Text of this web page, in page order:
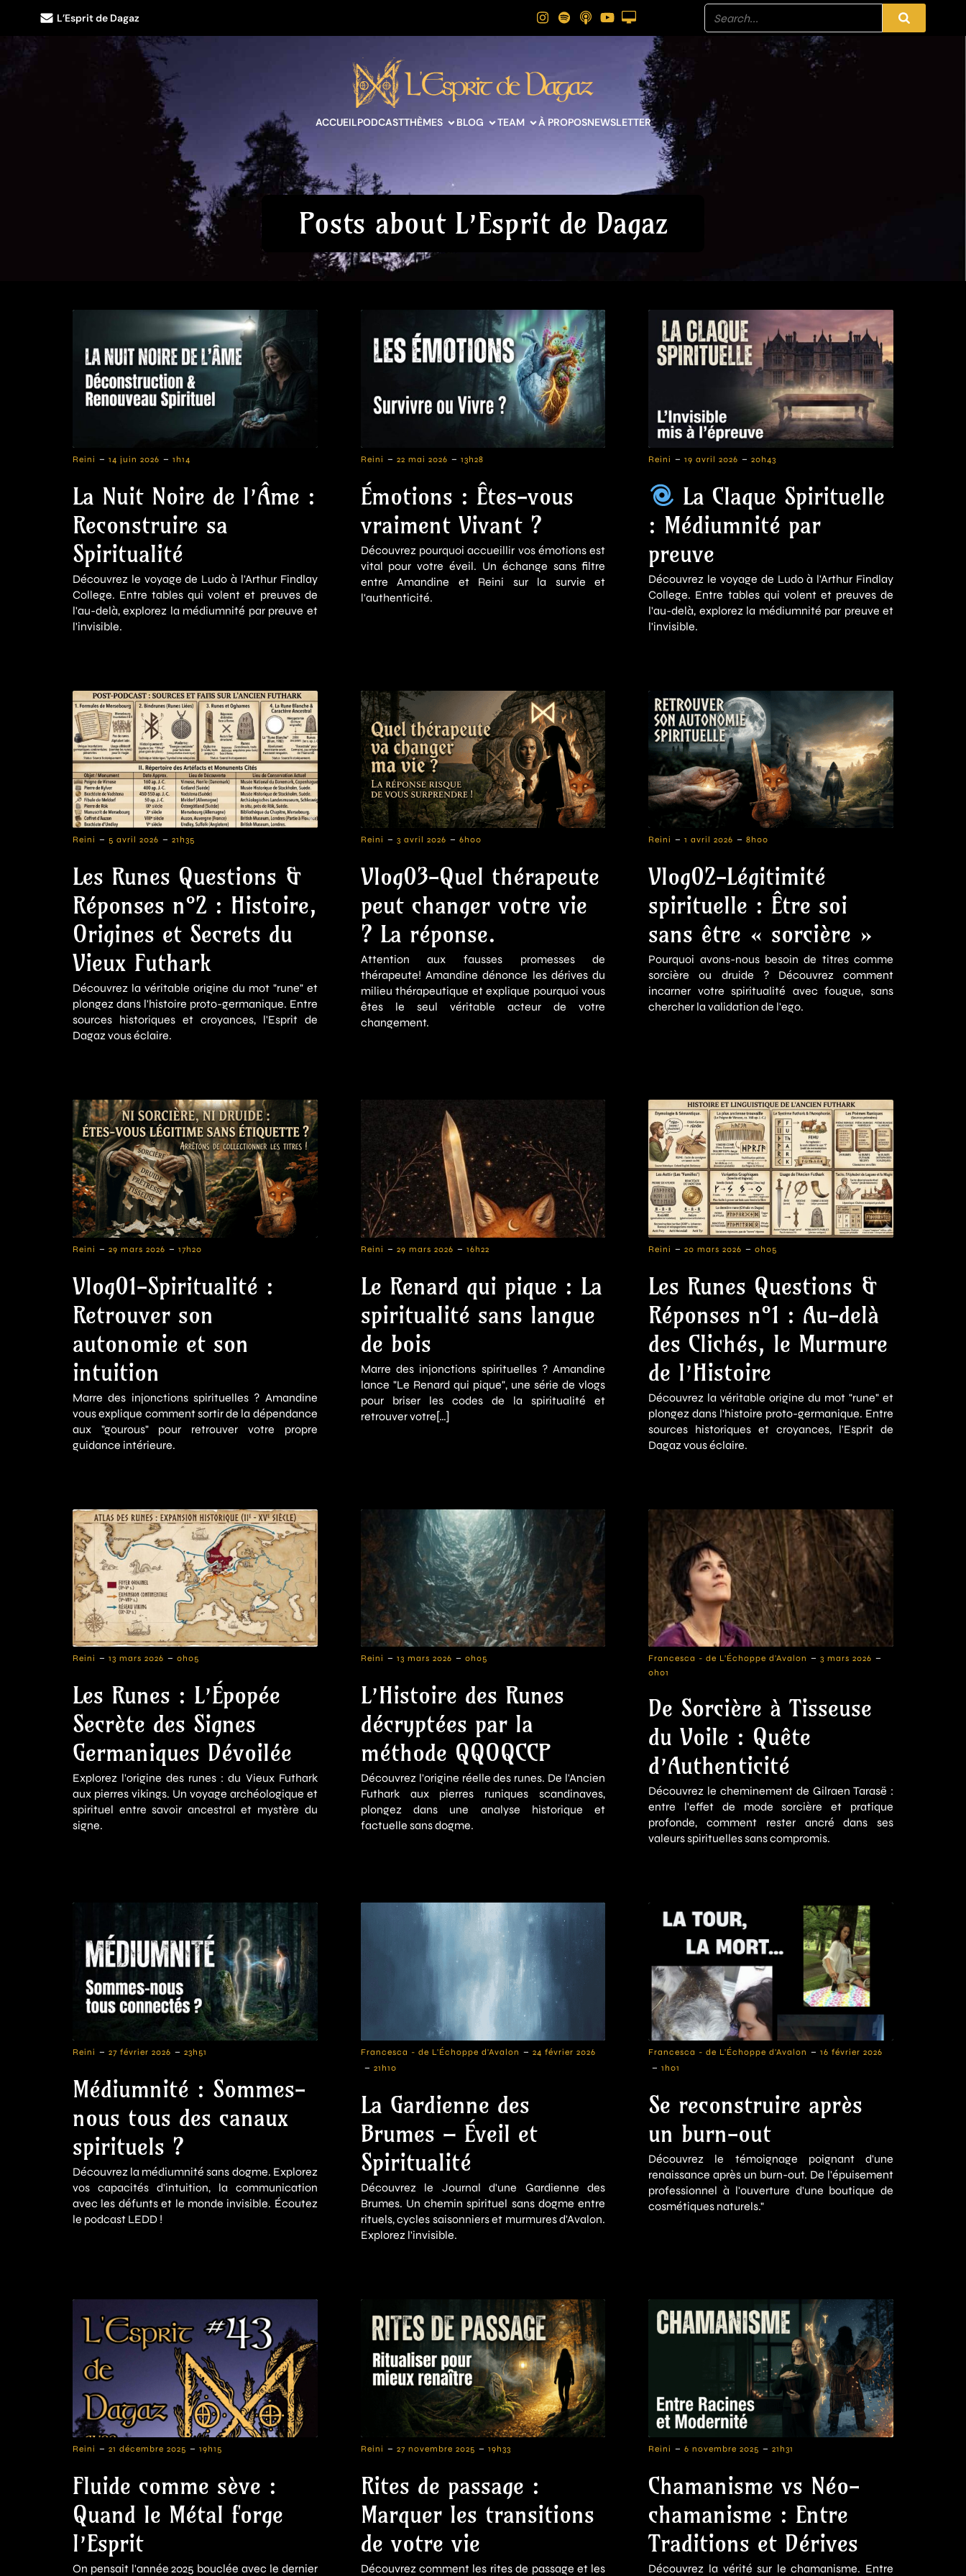
L’Esprit de Dagaz
ACCUEILPODCASTTHÈMES BLOG TEAM À PROPOSNEWSLETTER
Posts about L’Esprit de Dagaz
Reini - 14 juin 2026 - 1h14
La Nuit Noire de l’Âme :
Reconstruire sa
Spiritualité
Découvrez le voyage de Ludo à l'Arthur Findlay
College. Entre tables qui volent et preuves de
l'au-delà, explorez la médiumnité par preuve et
l'invisible.
Reini - 22 mai 2026 - 13h28
Émotions : Êtes-vous
vraiment Vivant ?
Découvrez pourquoi accueillir vos émotions est
vital pour votre éveil. Un échange sans filtre
entre Amandine et Reini sur la survie et
l'authenticité.
Reini - 19 avril 2026 - 20h43
La Claque Spirituelle
: Médiumnité par
preuve
Découvrez le voyage de Ludo à l'Arthur Findlay
College. Entre tables qui volent et preuves de
l'au-delà, explorez la médiumnité par preuve et
l'invisible.
Reini - 5 avril 2026 - 21h35
Les Runes Questions &
Réponses n°2 : Histoire,
Origines et Secrets du
Vieux Futhark
Découvrez la véritable origine du mot "rune" et
plongez dans l'histoire proto-germanique. Entre
sources historiques et croyances, l'Esprit de
Dagaz vous éclaire.
Reini - 3 avril 2026 - 6h00
Vlog03-Quel thérapeute
peut changer votre vie
? La réponse.
Attention aux fausses promesses de
thérapeute! Amandine dénonce les dérives du
milieu thérapeutique et explique pourquoi vous
êtes le seul véritable acteur de votre
changement.
Reini - 1 avril 2026 - 8h00
Vlog02-Légitimité
spirituelle : Être soi
sans être « sorcière »
Pourquoi avons-nous besoin de titres comme
sorcière ou druide ? Découvrez comment
incarner votre spiritualité avec fougue, sans
chercher la validation de l'ego.
Reini - 29 mars 2026 - 17h20
Vlog01-Spiritualité :
Retrouver son
autonomie et son
intuition
Marre des injonctions spirituelles ? Amandine
vous explique comment sortir de la dépendance
aux "gourous" pour retrouver votre propre
guidance intérieure.
Reini - 29 mars 2026 - 16h22
Le Renard qui pique : La
spiritualité sans langue
de bois
Marre des injonctions spirituelles ? Amandine
lance "Le Renard qui pique", une série de vlogs
pour briser les codes de la spiritualité et
retrouver votre[…]
Reini - 20 mars 2026 - 0h05
Les Runes Questions &
Réponses n°1 : Au-delà
des Clichés, le Murmure
de l’Histoire
Découvrez la véritable origine du mot "rune" et
plongez dans l'histoire proto-germanique. Entre
sources historiques et croyances, l'Esprit de
Dagaz vous éclaire.
Reini - 13 mars 2026 - 0h05
Les Runes : L’Épopée
Secrète des Signes
Germaniques Dévoilée
Explorez l'origine des runes : du Vieux Futhark
aux pierres vikings. Un voyage archéologique et
spirituel entre savoir ancestral et mystère du
signe.
Reini - 13 mars 2026 - 0h05
L’Histoire des Runes
décryptées par la
méthode QQOQCCP
Découvrez l'origine réelle des runes. De l'Ancien
Futhark aux pierres runiques scandinaves,
plongez dans une analyse historique et
factuelle sans dogme.
Francesca - de L'Échoppe d'Avalon - 3 mars 2026 -
0h01
De Sorcière à Tisseuse
du Voile : Quête
d’Authenticité
Découvrez le cheminement de Gilraen Tarasë :
entre l'effet de mode sorcière et pratique
profonde, comment rester ancré dans ses
valeurs spirituelles sans compromis.
Reini - 27 février 2026 - 23h51
Médiumnité : Sommes-
nous tous des canaux
spirituels ?
Découvrez la médiumnité sans dogme. Explorez
vos capacités d'intuition, la communication
avec les défunts et le monde invisible. Écoutez
le podcast LEDD !
Francesca - de L'Échoppe d'Avalon - 24 février 2026
- 21h10
La Gardienne des
Brumes – Éveil et
Spiritualité
Découvrez le Journal d'une Gardienne des
Brumes. Un chemin spirituel sans dogme entre
rituels, cycles saisonniers et murmures d'Avalon.
Explorez l'invisible.
Francesca - de L'Échoppe d'Avalon - 16 février 2026
- 1h01
Se reconstruire après
un burn-out
Découvrez le témoignage poignant d'une
renaissance après un burn-out. De l'épuisement
professionnel à l'ouverture d'une boutique de
cosmétiques naturels."
Reini - 21 décembre 2025 - 19h15
Fluide comme sève :
Quand le Métal forge
l’Esprit
On pensait l'année 2025 bouclée avec le dernier
Reini - 27 novembre 2025 - 19h33
Rites de passage :
Marquer les transitions
de votre vie
Découvrez comment les rites de passage et les
Reini - 6 novembre 2025 - 21h31
Chamanisme vs Néo-
chamanisme : Entre
Traditions et Dérives
Découvrez la vérité sur le chamanisme. Entre